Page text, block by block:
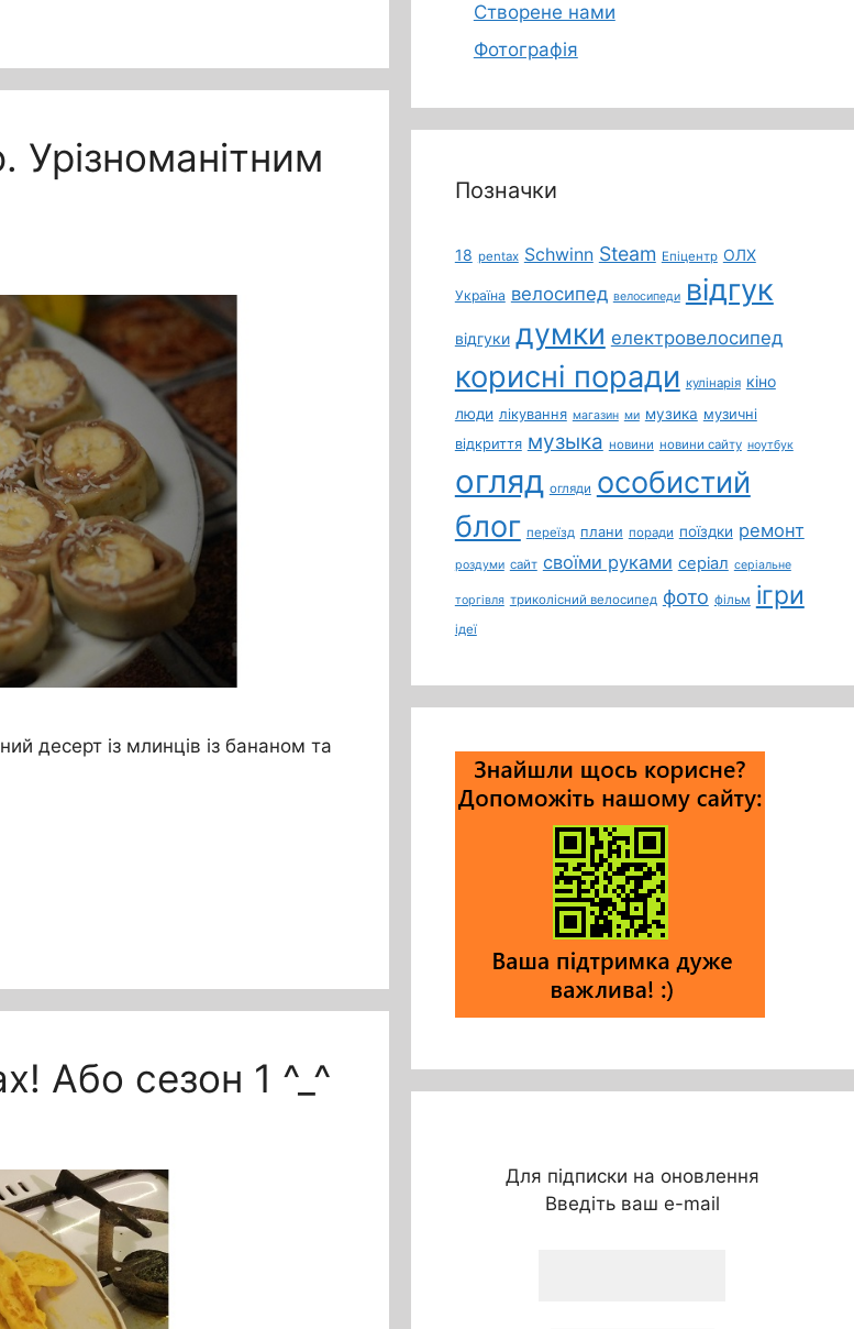
десерт із млинців із бананом та
Або сезон 1 ^_^
Створене нами
Фотографія
Позначки
18 pentax Schwinn Steam Епіцентр ОЛХ
Україна велосипед велосипеди відгук
відгуки думки електровелосипед
корисні поради кулінарія кіно
люди лікування магазин ми музика музичні
відкриття музыка новини новини сайту ноутбук
огляд огляди особистий
блог переїзд плани поради поїздки ремонт
роздуми сайт своїми руками серіал серіальне
торгівля триколісний велосипед фото фільм ігри
ідеї
Для підписки на оновлення
Введіть ваш e-mail